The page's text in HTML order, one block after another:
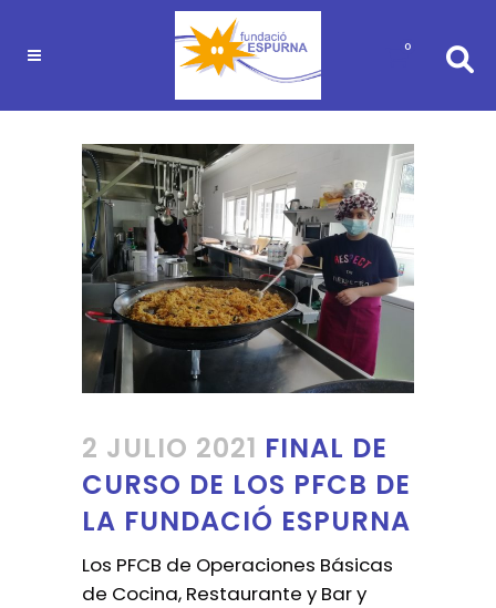
0
2 JULIO 2021 FINAL DE
CURSO DE LOS PFCB DE
LA FUNDACIÓ ESPURNA
Los PFCB de Operaciones Básicas
de Cocina, Restaurante y Bar y